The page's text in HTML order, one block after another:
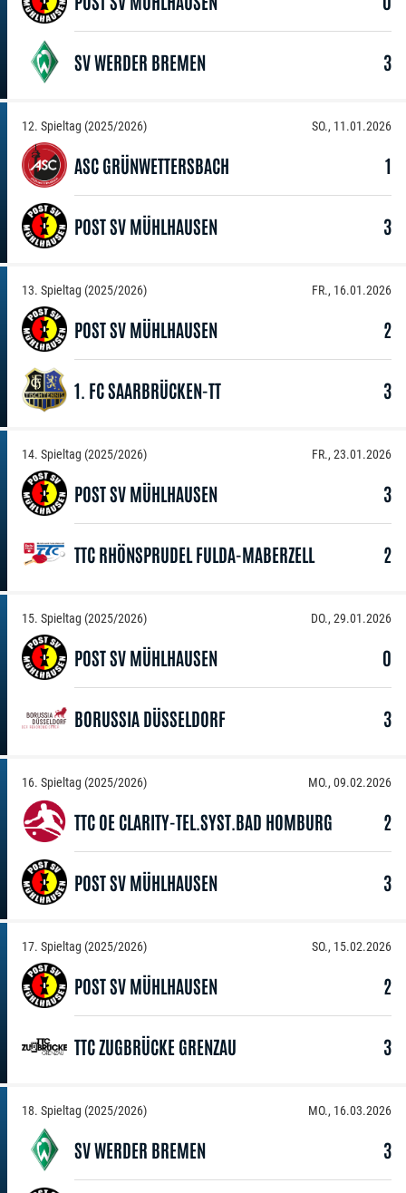
SV WERDER BREMEN 3
12. Spieltag (2025/2026) SO., 11.01.2026
ASC GRÜNWETTERSBACH 1
POST SV MÜHLHAUSEN 3
13. Spieltag (2025/2026) FR., 16.01.2026
POST SV MÜHLHAUSEN 2
1. FC SAARBRÜCKEN-TT 3
14. Spieltag (2025/2026) FR., 23.01.2026
POST SV MÜHLHAUSEN 3
TTC RHÖNSPRUDEL FULDA-MABERZELL 2
15. Spieltag (2025/2026) DO., 29.01.2026
POST SV MÜHLHAUSEN 0
BORUSSIA DÜSSELDORF 3
16. Spieltag (2025/2026) MO., 09.02.2026
TTC OE CLARITY-TEL.SYST.BAD HOMBURG 2
POST SV MÜHLHAUSEN 3
17. Spieltag (2025/2026) SO., 15.02.2026
POST SV MÜHLHAUSEN 2
TTC ZUGBRÜCKE GRENZAU 3
18. Spieltag (2025/2026) MO., 16.03.2026
SV WERDER BREMEN 3